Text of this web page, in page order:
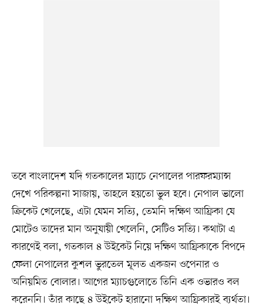
তবে বাংলাদেশ যদি গতকালের ম্যাচে নেপালের পারফরম্যান্স
দেখে পরিকল্পনা সাজায়, তাহলে হয়তো ভুল হবে। নেপাল ভালো
ক্রিকেট খেলেছে, এটা যেমন সত্যি, তেমনি দক্ষিণ আফ্রিকা যে
মোটেও তাদের মান অনুযায়ী খেলেনি, সেটিও সত্যি। কথাটা এ
কারণেই বলা, গতকাল ৪ উইকেট নিয়ে দক্ষিণ আফ্রিকাকে বিপদে
ফেলা নেপালের কুশল ভুরতেল মূলত একজন ওপেনার ও
অনিয়মিত বোলার। আগের ম্যাচগুলোতে তিনি এক ওভারও বল
করেননি। তাঁর কাছে ৪ উইকেট হারানো দক্ষিণ আফ্রিকারই ব্যর্থতা।